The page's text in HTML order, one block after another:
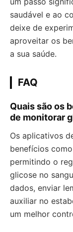
saudável e ao
deixe de
aproveitar os
a sua saúde.
FAQ
Quais são os
de monitorar
Os aplicativos
benefícios
permitindo o
glicose no
dados, enviar
auxiliar no
um melhor